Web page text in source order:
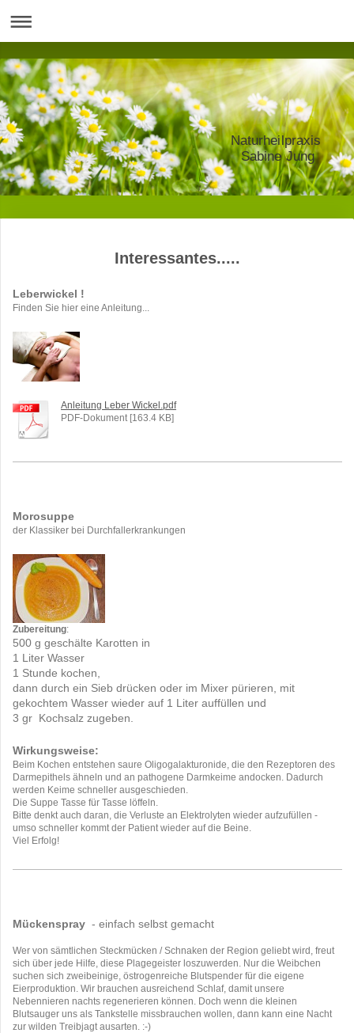
Naturheilpraxis
Sabine Jung
Interessantes.....
Leberwickel !
Finden Sie hier eine Anleitung...
Anleitung Leber Wickel.pdf
PDF-Dokument [163.4 KB]
Morosuppe
der Klassiker bei Durchfallerkrankungen
Zubereitung:
500 g geschälte Karotten in
1 Liter Wasser
1 Stunde kochen,
dann durch ein Sieb drücken oder im Mixer pürieren, mit
gekochtem Wasser wieder auf 1 Liter auffüllen und
3 gr Kochsalz zugeben.
Wirkungsweise:
Beim Kochen entstehen saure Oligogalakturonide, die den Rezeptoren des
Darmepithels ähneln und an pathogene Darmkeime andocken. Dadurch
werden Keime schneller ausgeschieden.
Die Suppe Tasse für Tasse löffeln.
Bitte denkt auch daran, die Verluste an Elektrolyten wieder aufzufüllen -
umso schneller kommt der Patient wieder auf die Beine.
Viel Erfolg!
Mückenspray - einfach selbst gemacht
Wer von sämtlichen Steckmücken / Schnaken der Region geliebt wird, freut
sich über jede Hilfe, diese Plagegeister loszuwerden. Nur die Weibchen
suchen sich zweibeinige, östrogenreiche Blutspender für die eigene
Eierproduktion. Wir brauchen ausreichend Schlaf, damit unsere
Nebennieren nachts regenerieren können. Doch wenn die kleinen
Blutsauger uns als Tankstelle missbrauchen wollen, dann kann eine Nacht
zur wilden Treibjagt ausarten. :-)